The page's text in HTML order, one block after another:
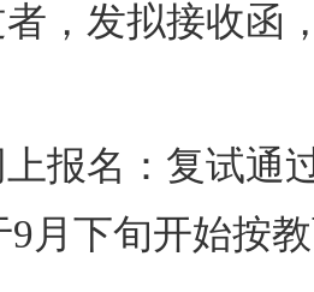
，发拟接收函
报名：复试通
9月下旬开始按